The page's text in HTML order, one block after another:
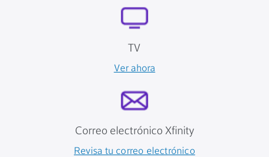
TV
Ver ahora
Correo electrónico Xfinity
Revisa tu correo electrónico